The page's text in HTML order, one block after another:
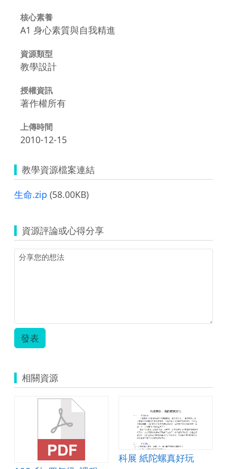
核心素養
A1 身心素質與自我精進
資源類型
教學設計
授權資訊
著作權所有
上傳時間
2010-12-15
教學資源檔案連結
生命.zip (58.00KB)
資源評論或心得分享
發表
相關資源
科展 紙陀螺真好玩